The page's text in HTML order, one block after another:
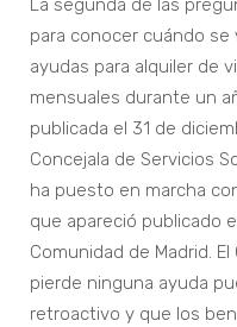
La segunda de las
para conocer cuándo se
ayudas para alquiler de
mensuales durante un
publicada el 31 de
Concejala de Servicios
ha puesto en marcha
que apareció publicado
Comunidad de Madrid.
pierde ninguna ayuda
retroactivo y que los